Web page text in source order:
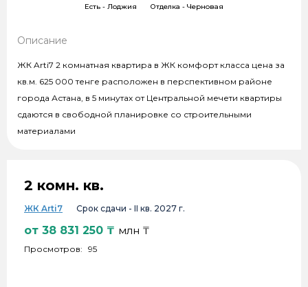
Есть - Лоджия Отделка - Черновая
Описание
ЖК Arti7 2 комнатная квартира в ЖК комфорт класса цена за
кв.м. 625 000 тенге расположен в перспективном районе
города Астана, в 5 минутах от Центральной мечети квартиры
сдаются в свободной планировке со строительными
материалами
2 комн. кв.
ЖК Arti7 Срок сдачи - II кв. 2027 г.
от 38 831 250 ₸ млн ₸
Просмотров: 95